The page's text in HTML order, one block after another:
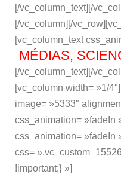
[/vc_column_text][/
[/vc_column][/
[vc_column_text
MÉDIAS,
[/vc_column_text][/
[vc_column width= »1/
image= »5333″
css_animation= »fadeIn
css_animation= »fadeIn
css=
!important;} »]